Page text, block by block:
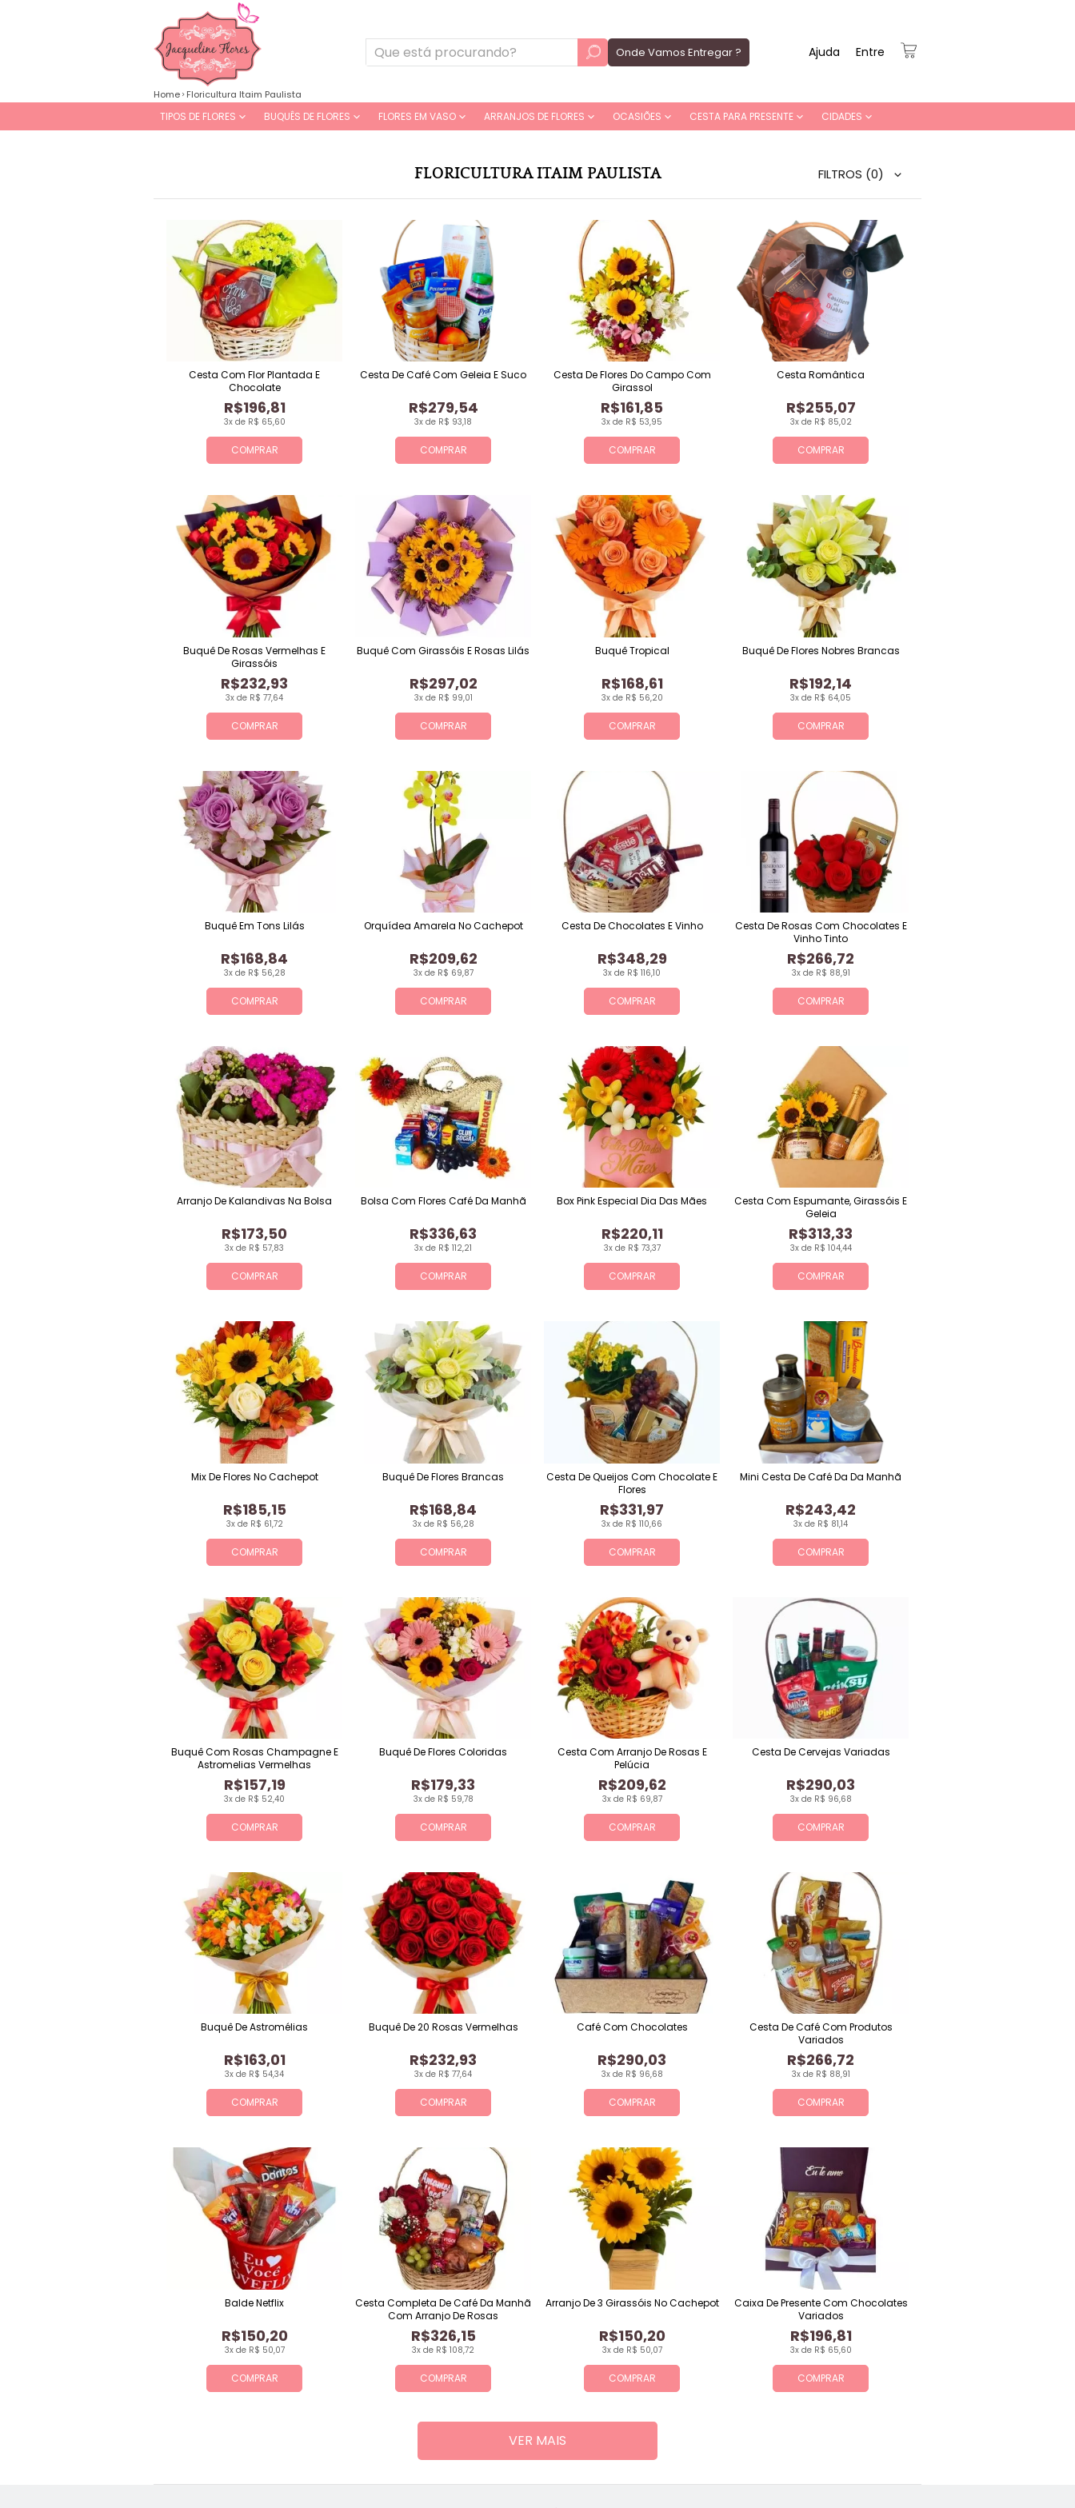
Onde Vamos Entregar ? Entre
Ajuda
TIPOS DE FLORES BUQUÊS DE FLORES FLORES EM VASO ARRANJOS DE FLORES OCASIÕES CESTA PARA PRESENTE CIDADES
Home Floricultura Itaim Paulista
FLORICULTURA ITAIM PAULISTA FILTROS (0)
COMPRAR
3x de R$ 65,60
R$196,81
Cesta Com Flor Plantada E
Chocolate
COMPRAR
3x de R$ 93,18
R$279,54
Cesta De Café Com Geleia E Suco
COMPRAR
3x de R$ 53,95
R$161,85
Cesta De Flores Do Campo Com
Girassol
COMPRAR
3x de R$ 85,02
R$255,07
Cesta Romântica
COMPRAR
3x de R$ 77,64
R$232,93
Buquê De Rosas Vermelhas E
Girassóis
COMPRAR
3x de R$ 99,01
R$297,02
Buquê Com Girassóis E Rosas Lilás
COMPRAR
3x de R$ 56,20
R$168,61
Buquê Tropical
COMPRAR
3x de R$ 64,05
R$192,14
Buquê De Flores Nobres Brancas
COMPRAR
3x de R$ 56,28
R$168,84
Buquê Em Tons Lilás
COMPRAR
3x de R$ 69,87
R$209,62
Orquídea Amarela No Cachepot
COMPRAR
3x de R$ 116,10
R$348,29
Cesta De Chocolates E Vinho
COMPRAR
3x de R$ 88,91
R$266,72
Cesta De Rosas Com Chocolates E
Vinho Tinto
COMPRAR
3x de R$ 57,83
R$173,50
Arranjo De Kalandivas Na Bolsa
COMPRAR
3x de R$ 112,21
R$336,63
Bolsa Com Flores Café Da Manhã
COMPRAR
3x de R$ 73,37
R$220,11
Box Pink Especial Dia Das Mães
COMPRAR
3x de R$ 104,44
R$313,33
Cesta Com Espumante, Girassóis E
Geleia
COMPRAR
3x de R$ 61,72
R$185,15
Mix De Flores No Cachepot
COMPRAR
3x de R$ 56,28
R$168,84
Buquê De Flores Brancas
COMPRAR
3x de R$ 110,66
R$331,97
Cesta De Queijos Com Chocolate E
Flores
COMPRAR
3x de R$ 81,14
R$243,42
Mini Cesta De Café Da Da Manhã
COMPRAR
3x de R$ 52,40
R$157,19
Buquê Com Rosas Champagne E
Astromelias Vermelhas
COMPRAR
3x de R$ 59,78
R$179,33
Buquê De Flores Coloridas
COMPRAR
3x de R$ 69,87
R$209,62
Cesta Com Arranjo De Rosas E
Pelúcia
COMPRAR
3x de R$ 96,68
R$290,03
Cesta De Cervejas Variadas
COMPRAR
3x de R$ 54,34
R$163,01
Buquê De Astromélias
COMPRAR
3x de R$ 77,64
R$232,93
Buquê De 20 Rosas Vermelhas
COMPRAR
3x de R$ 96,68
R$290,03
Café Com Chocolates
COMPRAR
3x de R$ 88,91
R$266,72
Cesta De Café Com Produtos
Variados
COMPRAR
3x de R$ 50,07
R$150,20
Balde Netflix
COMPRAR
3x de R$ 108,72
R$326,15
Cesta Completa De Café Da Manhã
Com Arranjo De Rosas
COMPRAR
3x de R$ 50,07
R$150,20
Arranjo De 3 Girassóis No Cachepot
COMPRAR
3x de R$ 65,60
R$196,81
Caixa De Presente Com Chocolates
Variados
VER MAIS